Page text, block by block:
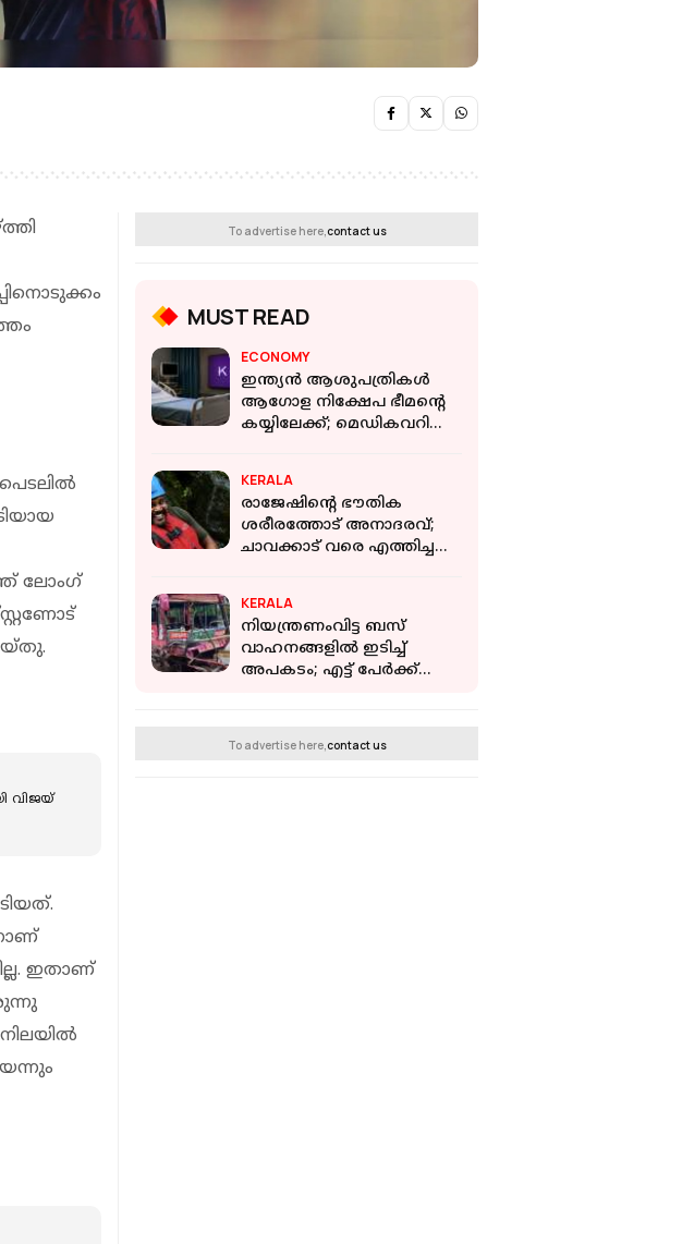
ലോംഗ്
വിജയ്
ഇതാണ്
To advertise here, contact us
MUST READ
ECONOMY
ഇന്ത്യൻ ആശുപത്രികൾ
ആഗോള നിക്ഷേപ ഭീമന്റെ
കയ്യിലേക്ക്; മെഡികവറിന്റെ
KERALA
രാജേഷിന്റെ ഭൗതിക
ശരീരത്തോട് അനാദരവ്;
ചാവക്കാട് വരെ എത്തിച്ചത്
KERALA
നിയന്ത്രണംവിട്ട ബസ്
വാഹനങ്ങളില്‍ ഇടിച്ച്
അപകടം; എട്ട് പേര്‍ക്ക്
To advertise here, contact us